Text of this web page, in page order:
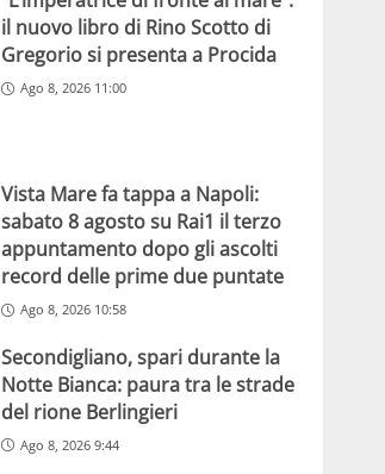
il nuovo libro di Rino Scotto di
Gregorio si presenta a Procida
Ago 8, 2026 11:00
Vista Mare fa tappa a Napoli:
sabato 8 agosto su Rai1 il terzo
appuntamento dopo gli ascolti
record delle prime due puntate
Ago 8, 2026 10:58
Secondigliano, spari durante la
Notte Bianca: paura tra le strade
del rione Berlingieri
Ago 8, 2026 9:44